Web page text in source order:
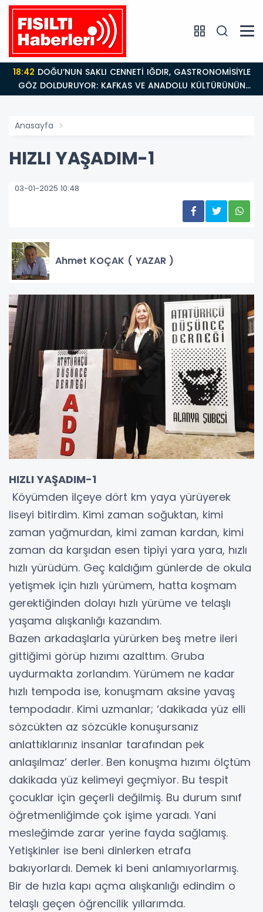
18:42
GÖZ DOLDURUYOR: KAFKAS VE ANADOLU KÜLTÜRÜNÜN
BULUŞMA NOKTASI
Anasayfa
HIZLI YAŞADIM-1
03-01-2025 10:48
Ahmet KOÇAK ( YAZAR )
HIZLI YAŞADIM-1
Köyümden ilçeye dört km yaya yürüyerek
liseyi bitirdim. Kimi zaman soğuktan, kimi
zaman yağmurdan, kimi zaman kardan, kimi
zaman da karşıdan esen tipiyi yara yara, hızlı
hızlı yürüdüm. Geç kaldığım günlerde de okula
yetişmek için hızlı yürümem, hatta koşmam
gerektiğinden dolayı hızlı yürüme ve telaşlı
yaşama alışkanlığı kazandım.
Bazen arkadaşlarla yürürken beş metre ileri
gittiğimi görüp hızımı azalttım. Gruba
uydurmakta zorlandım. Yürümem ne kadar
hızlı tempoda ise, konuşmam aksine yavaş
tempodadır. Kimi uzmanlar; ‘dakikada yüz elli
sözcükten az sözcükle konuşursanız
anlattıklarınız insanlar tarafından pek
anlaşılmaz’ derler. Ben konuşma hızımı ölçtüm
dakikada yüz kelimeyi geçmiyor. Bu tespit
çocuklar için geçerli değilmiş. Bu durum sınıf
öğretmenliğimde çok işime yaradı. Yani
mesleğimde zarar yerine fayda sağlamış.
Yetişkinler ise beni dinlerken etrafa
bakıyorlardı. Demek ki beni anlamıyorlarmış.
Bir de hızla kapı açma alışkanlığı edindim o
telaşlı geçen öğrencilik yıllarımda.